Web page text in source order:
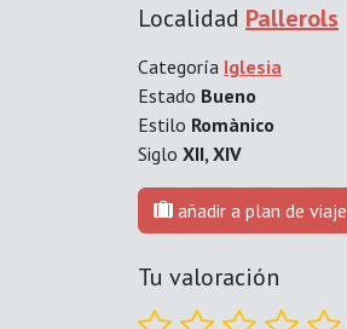
Localidad Pallerols
Categoría Iglesia
Estado Bueno
Estilo Romànico
Siglo XII, XIV
añadir a plan de viaje
Tu valoración